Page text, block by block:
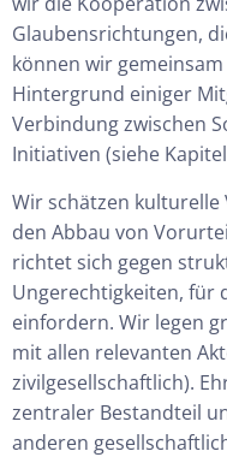
Glaubensrichtungen,
können wir
Hintergrund einiger
Verbindung zwischen
Initiativen (siehe
Wir schätzen
den Abbau von
richtet sich gegen
Ungerechtigkeiten, für
einfordern. Wir legen
mit allen relevanten
zivilgesellschaftlich).
zentraler Bestandteil
anderen